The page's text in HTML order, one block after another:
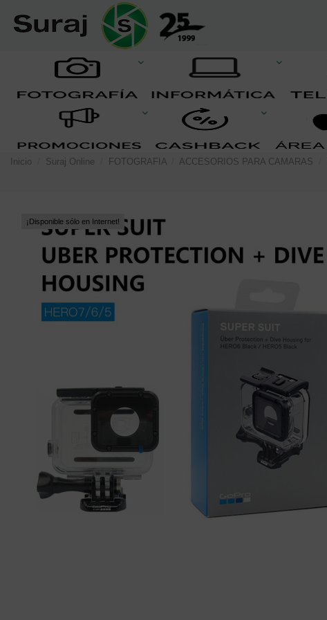
Inicio Suraj Online FOTOGRAFIA ACCESORIOS PARA CAMARAS
¡Disponible sólo en Internet!